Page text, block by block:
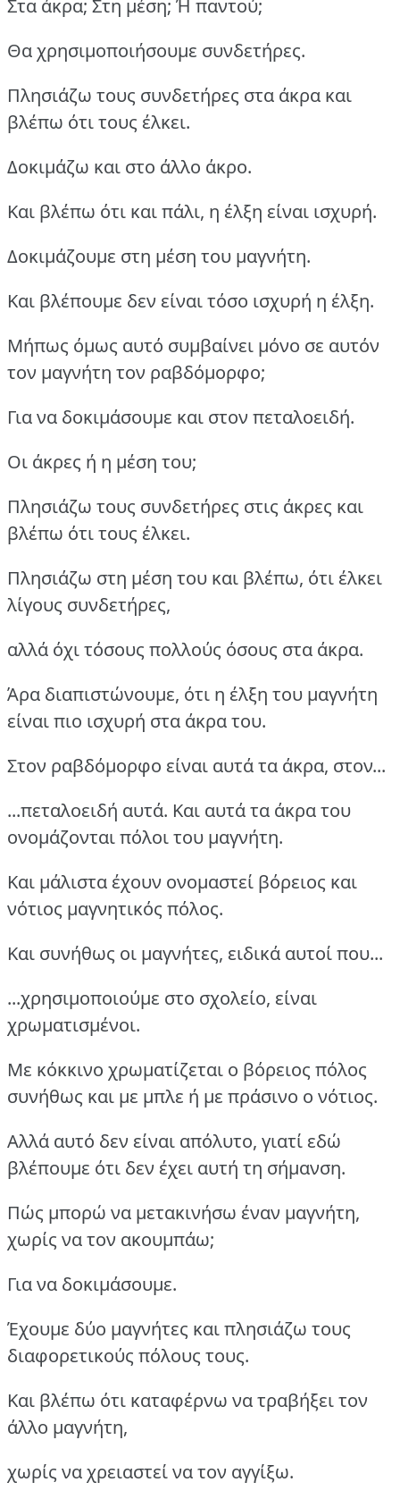
Στα άκρα; Στη μέση; Ή παντού;
Θα χρησιμοποιήσουμε συνδετήρες.
Πλησιάζω τους συνδετήρες στα άκρα και
βλέπω ότι τους έλκει.
Δοκιμάζω και στο άλλο άκρο.
Και βλέπω ότι και πάλι, η έλξη είναι ισχυρή.
Δοκιμάζουμε στη μέση του μαγνήτη.
Και βλέπουμε δεν είναι τόσο ισχυρή η έλξη.
Μήπως όμως αυτό συμβαίνει μόνο σε αυτόν
τον μαγνήτη τον ραβδόμορφο;
Για να δοκιμάσουμε και στον πεταλοειδή.
Οι άκρες ή η μέση του;
Πλησιάζω τους συνδετήρες στις άκρες και
βλέπω ότι τους έλκει.
Πλησιάζω στη μέση του και βλέπω, ότι έλκει
λίγους συνδετήρες,
αλλά όχι τόσους πολλούς όσους στα άκρα.
Άρα διαπιστώνουμε, ότι η έλξη του μαγνήτη
είναι πιο ισχυρή στα άκρα του.
Στον ραβδόμορφο είναι αυτά τα άκρα, στον...
...πεταλοειδή αυτά. Και αυτά τα άκρα του
ονομάζονται πόλοι του μαγνήτη.
Και μάλιστα έχουν ονομαστεί βόρειος και
νότιος μαγνητικός πόλος.
Και συνήθως οι μαγνήτες, ειδικά αυτοί που...
...χρησιμοποιούμε στο σχολείο, είναι
χρωματισμένοι.
Με κόκκινο χρωματίζεται ο βόρειος πόλος
συνήθως και με μπλε ή με πράσινο ο νότιος.
Αλλά αυτό δεν είναι απόλυτο, γιατί εδώ
βλέπουμε ότι δεν έχει αυτή τη σήμανση.
Πώς μπορώ να μετακινήσω έναν μαγνήτη,
χωρίς να τον ακουμπάω;
Για να δοκιμάσουμε.
Έχουμε δύο μαγνήτες και πλησιάζω τους
διαφορετικούς πόλους τους.
Και βλέπω ότι καταφέρνω να τραβήξει τον
άλλο μαγνήτη,
χωρίς να χρειαστεί να τον αγγίξω.